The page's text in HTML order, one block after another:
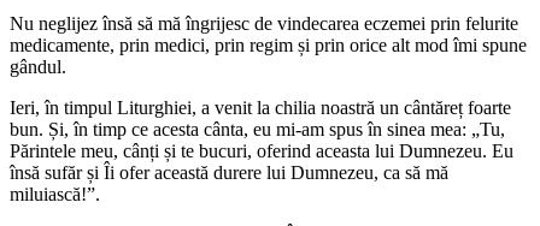
Nu neglijez însă să mă îngrijesc de vindecarea eczemei prin felurite
medicamente, prin medici, prin regim și prin orice alt mod îmi spune
gândul.
Ieri, în timpul Liturghiei, a venit la chilia noastră un cântăreț foarte
bun. Și, în timp ce acesta cânta, eu mi-am spus în sinea mea: „Tu,
Părintele meu, cânți și te bucuri, oferind aceasta lui Dumnezeu. Eu
însă sufăr și Îi ofer această durere lui Dumnezeu, ca să mă
miluiască!”.